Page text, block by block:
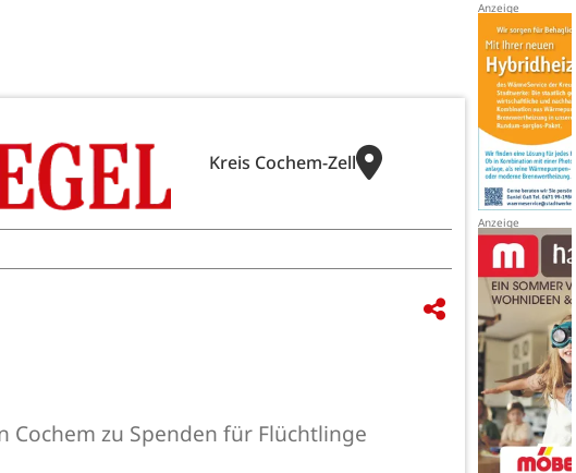
Kreis Cochem-Zell
zu Spenden für Flüchtlinge